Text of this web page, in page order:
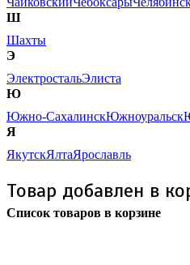
Ш
Шахты
Э
ЭлектростальЭлиста
Ю
Южно-СахалинскЮжноуральск
Я
ЯкутскЯлтаЯрославль
Товар добавлен в
Список товаров в корзине